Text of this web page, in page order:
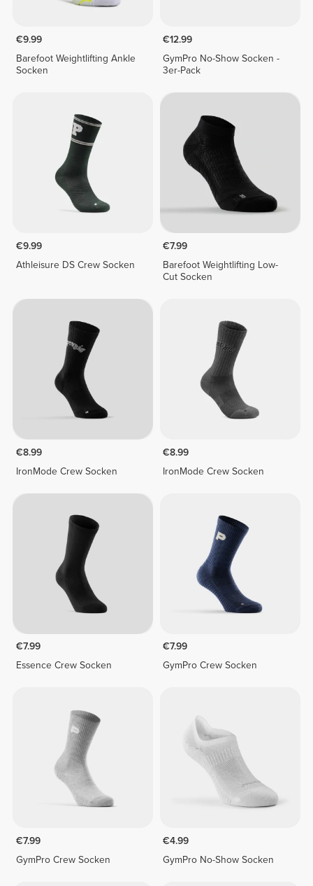
€9.99
Barefoot Weightlifting Ankle
Socken
€12.99
GymPro No-Show Socken -
3er-Pack
€9.99
Athleisure DS Crew Socken
€7.99
Barefoot Weightlifting Low-
Cut Socken
€8.99
IronMode Crew Socken
€8.99
IronMode Crew Socken
€7.99
Essence Crew Socken
€7.99
GymPro Crew Socken
€7.99
GymPro Crew Socken
€4.99
GymPro No-Show Socken